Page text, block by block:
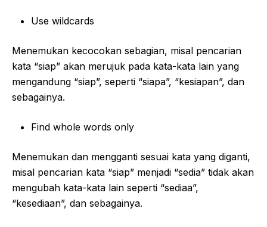
Use wildcards
Menemukan kecocokan sebagian, misal pencarian
kata “siap” akan merujuk pada kata-kata lain yang
mengandung “siap”, seperti “siapa”, “kesiapan”, dan
sebagainya.
Find whole words only
Menemukan dan mengganti sesuai kata yang diganti,
misal pencarian kata “siap” menjadi “sedia” tidak akan
mengubah kata-kata lain seperti “sediaa”,
“kesediaan”, dan sebagainya.